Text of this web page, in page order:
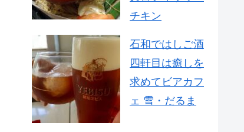
チキン
石和ではしご酒
四軒目は癒しを
求めてビアカフ
ェ 雪・だるま